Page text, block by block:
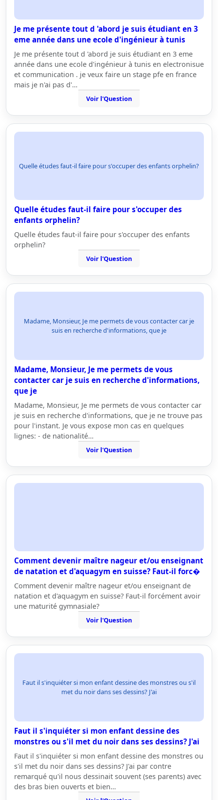
Je me présente tout d 'abord je suis étudiant en 3
eme année dans une ecole d'ingénieur à tunis
Je me présente tout d 'abord je suis étudiant en 3 eme
année dans une ecole d'ingénieur à tunis en electronisue
et communication . je veux faire un stage pfe en france
mais je n'ai pas d'…
Voir l'Question
Quelle études faut-il faire pour s'occuper des enfants orphelin?
Quelle études faut-il faire pour s'occuper des
enfants orphelin?
Quelle études faut-il faire pour s'occuper des enfants
orphelin?
Voir l'Question
Madame, Monsieur, Je me permets de vous contacter car je
suis en recherche d'informations, que je
Madame, Monsieur, Je me permets de vous
contacter car je suis en recherche d'informations,
que je
Madame, Monsieur, Je me permets de vous contacter car
je suis en recherche d'informations, que je ne trouve pas
pour l'instant. Je vous expose mon cas en quelques
lignes: - de nationalité…
Voir l'Question
Comment devenir maître nageur et/ou enseignant
de natation et d'aquagym en suisse? Faut-il forc�
Comment devenir maître nageur et/ou enseignant de
natation et d'aquagym en suisse? Faut-il forcément avoir
une maturité gymnasiale?
Voir l'Question
Faut il s'inquiéter si mon enfant dessine des monstres ou s'il
met du noir dans ses dessins? J'ai
Faut il s'inquiéter si mon enfant dessine des
monstres ou s'il met du noir dans ses dessins? J'ai
Faut il s'inquiéter si mon enfant dessine des monstres ou
s'il met du noir dans ses dessins? J'ai par contre
remarqué qu'il nous dessinait souvent (ses parents) avec
des bras bien ouverts et bien…